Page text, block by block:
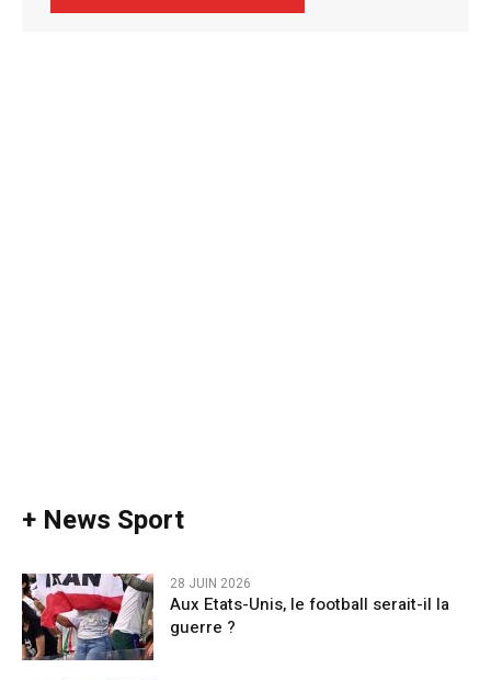
+ News Sport
28 JUIN 2026
Aux Etats-Unis, le football serait-il la
guerre ?